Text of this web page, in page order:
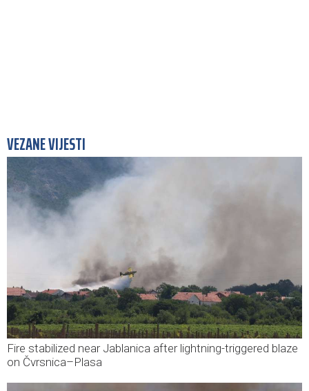
VEZANE VIJESTI
Fire stabilized near Jablanica after lightning-triggered blaze
on Čvrsnica–Plasa